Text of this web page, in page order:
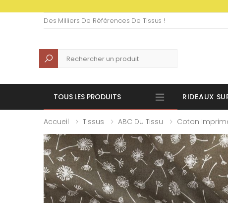
Des Milliers De Références De Tissus !
Recherche
TOUS LES PRODUITS RIDEAUX
Accueil Tissus ABC Du Tissu Coton